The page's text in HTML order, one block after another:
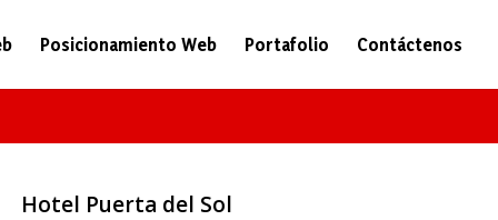
Posicionamiento Web Portafolio Contáctenos
Hotel Puerta del Sol